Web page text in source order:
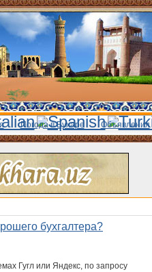
Погода в Бухаре Объявления
бухгалтера?
Гугл или Яндекс, по запросу